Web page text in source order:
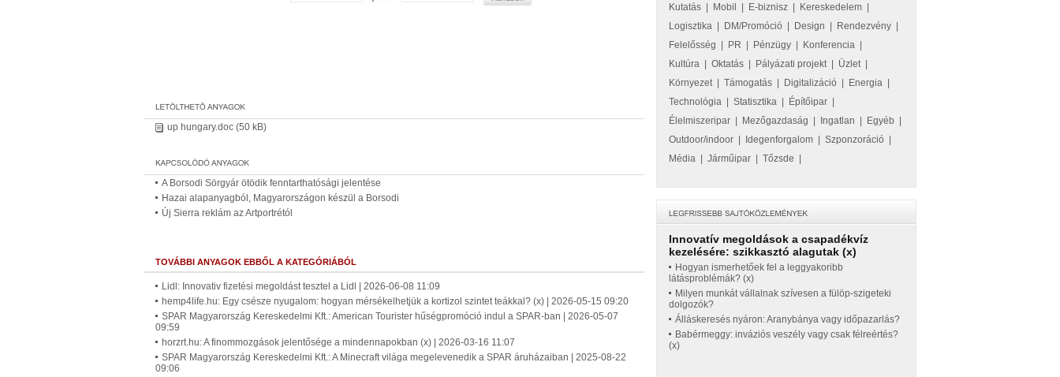
up hungary.doc (50 kB)
A Borsodi Sörgyár ötödik fenntarthatósági jelentése
Hazai alapanyagból, Magyarországon készül a Borsodi
Új Sierra reklám az Artportrétól
TOVÁBBI ANYAGOK EBBŐL A KATEGÓRIÁBÓL
Lidl: Innovativ fizetési megoldást tesztel a Lidl | 2026-06-08 11:09
hemp4life.hu: Egy csésze nyugalom: hogyan mérsékelhetjük a kortizol szintet teákkal? (x) | 2026-05-15 09:20
SPAR Magyarország Kereskedelmi Kft.: American Tourister hűségpromóció indul a SPAR-ban | 2026-05-07
09:59
horzrt.hu: A finommozgások jelentősége a mindennapokban (x) | 2026-03-16 11:07
SPAR Magyarország Kereskedelmi Kft.: A Minecraft világa megelevenedik a SPAR áruházaiban | 2025-08-22
09:06
Kutatás
Mobil E-biznisz Kereskedelem
Logisztika
DM/Promóció Design Rendezvény
Felelősség
PR Pénzügy Konferencia
Kultúra
Oktatás Pályázati projekt| Üzlet|
Környezet| Támogatás Digitalizáció Energia
Technológia
Statisztika Építőipar
Élelmiszeripar
Mezőgazdaság Ingatlan Egyéb
Outdoor/indoor
Idegenforgalom Szponzoráció
Média
Járműipar Tőzsde
Innovatív megoldások a csapadékvíz
kezelésére: szikkasztó alagutak (x)
Hogyan ismerhetőek fel a leggyakoribb
látásproblémák? (x)
Milyen munkát vállalnak szívesen a fülöp-szigeteki
dolgozók?
Álláskeresés nyáron: Aranybánya vagy időpazarlás?
Babérmeggy: inváziós veszély vagy csak félreértés?
(x)